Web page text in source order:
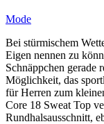
Mode
Bei stürmischem
Eigen nennen zu
Schnäppchen gerade
Möglichkeit, das
für Herren zum
Core 18 Sweat Top
Rundhalsausschnitt,